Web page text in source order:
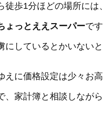
徒歩1分ほどの場所に
ょっとええスーパーで
にしているとかいない
えに価格設定は少々お
、家計簿と相談しなが